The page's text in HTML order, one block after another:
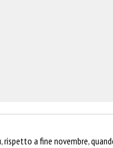
rispetto a fine novembre,